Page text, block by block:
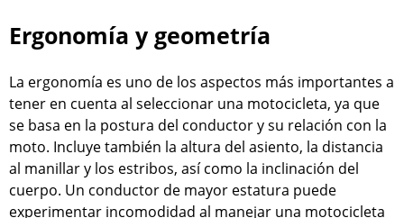
Ergonomía y geometría
La ergonomía es uno de los aspectos más importantes a
tener en cuenta al seleccionar una motocicleta, ya que
se basa en la postura del conductor y su relación con la
moto. Incluye también la altura del asiento, la distancia
al manillar y los estribos, así como la inclinación del
cuerpo. Un conductor de mayor estatura puede
experimentar incomodidad al manejar una motocicleta